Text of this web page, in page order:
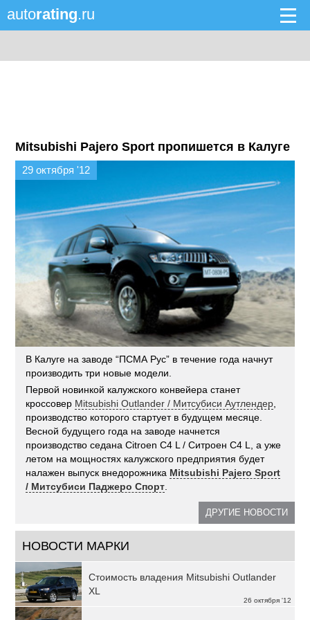
autorating.ru
Mitsubishi Pajero Sport пропишется в Калуге
29 октября '12
В Калуге на заводе “ПСМА Рус” в течение года начнут
производить три новые модели.
Первой новинкой калужского конвейера станет
кроссовер Mitsubishi Outlander / Митсубиси Аутлендер
производство которого стартует в будущем месяце.
Весной будущего года на заводе начнется
производство седана Citroen C4 L / Ситроен С4 L, а уже
летом на мощностях калужского предприятия будет
налажен выпуск внедорожника Mitsubishi Pajero Sport
/ Митсубиси Паджеро Спорт
ДРУГИЕ НОВОСТИ
НОВОСТИ МАРКИ
26 октября '12
Стоимость владения Mitsubishi Outlander
XL